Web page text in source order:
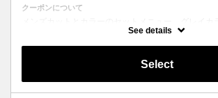
クーポンについて
カラーどちらも可能です。シャンプー、ブロー込み。
See details
Select